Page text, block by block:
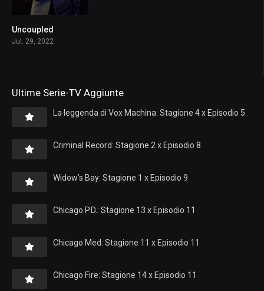
Uncoupled
Jul. 29, 2022
Ultime Serie-TV Aggiunte
La leggenda di Vox Machina: Stagione 4 x Episodio 5
Criminal Record: Stagione 2 x Episodio 8
Widow’s Bay: Stagione 1 x Episodio 9
Chicago P.D.: Stagione 13 x Episodio 11
Chicago Med: Stagione 11 x Episodio 11
Chicago Fire: Stagione 14 x Episodio 11